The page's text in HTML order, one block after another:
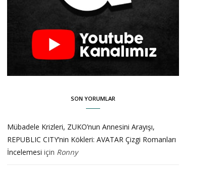
SON YORUMLAR
Mübadele Krizleri, ZUKO’nun Annesini Arayışı,
REPUBLIC CITY’nin Kökleri: AVATAR Çizgi Romanları
İncelemesi için Ronny